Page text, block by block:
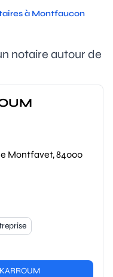
à Montfaucon
notaire autour de
Montfavet, 84000